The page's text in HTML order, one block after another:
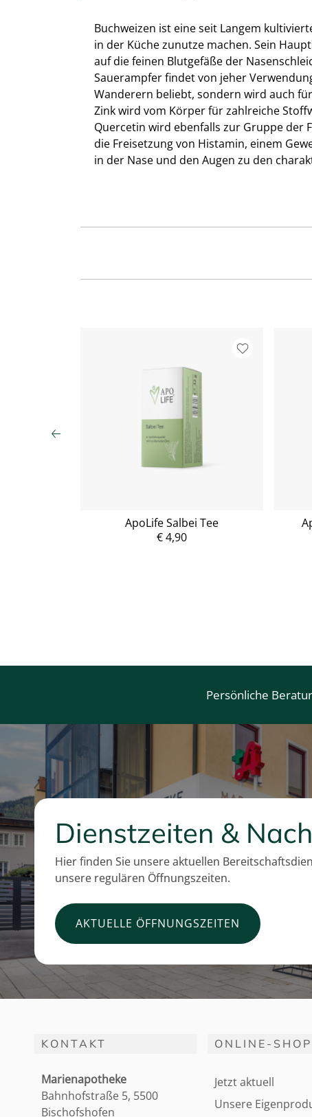
Buchweizen ist eine seit Langem
in der Küche zunutze machen. Sein
auf die feinen Blutgefäße der
Sauerampfer findet von jeher
Wanderern beliebt, sondern wird auch
Zink wird vom Körper für zahlreiche
Quercetin wird ebenfalls zur Gruppe der
die Freisetzung von Histamin, einem
in der Nase und den Augen zu den
ApoLife Salbei Tee
€ 4,90P
Persönliche
Dienstzeiten &
Hier finden Sie unsere aktuellen
unsere regulären Öffnungszeiten.
AKTUELLE ÖFFNUNGSZEITEN
KONTAKT
Marienapotheke
Bahnhofstraße 5, 5500
Bischofshofen
ONLINE-SHOP
Jetzt aktuell
Unsere